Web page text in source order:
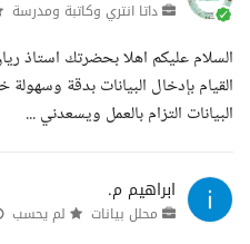
داتا انتري وكاتبة ومدرسة
السلام عليكم اهلا بحضرتك استاذ
البيانات التزام بالعمل ويسعدني ...
ابراهيم م.
محلل بيانات لم يحسب